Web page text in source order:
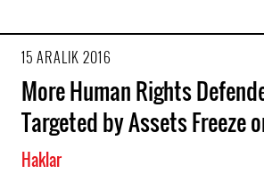
15 ARALIK 2016
More Human Rights
Targeted by Assets Freeze
Haklar